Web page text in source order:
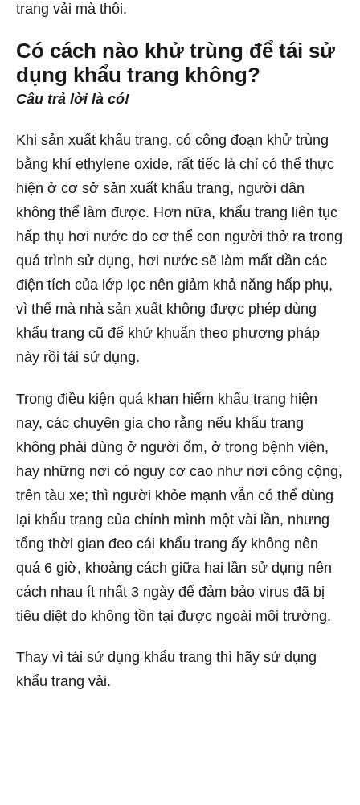
trang vải mà thôi.
Có cách nào khử trùng để tái sử
dụng khẩu trang không?
Câu trả lời là có!
Khi sản xuất khẩu trang, có công đoạn khử trùng
bằng khí ethylene oxide, rất tiếc là chỉ có thể thực
hiện ở cơ sở sản xuất khẩu trang, người dân
không thể làm được. Hơn nữa, khẩu trang liên tục
hấp thụ hơi nước do cơ thể con người thở ra trong
quá trình sử dụng, hơi nước sẽ làm mất dần các
điện tích của lớp lọc nên giảm khả năng hấp phụ,
vì thế mà nhà sản xuất không được phép dùng
khẩu trang cũ để khử khuẩn theo phương pháp
này rồi tái sử dụng.
Trong điều kiện quá khan hiếm khẩu trang hiện
nay, các chuyên gia cho rằng nếu khẩu trang
không phải dùng ở người ốm, ở trong bệnh viện,
hay những nơi có nguy cơ cao như nơi công cộng,
trên tàu xe; thì người khỏe mạnh vẫn có thể dùng
lại khẩu trang của chính mình một vài lần, nhưng
tổng thời gian đeo cái khẩu trang ấy không nên
quá 6 giờ, khoảng cách giữa hai lần sử dụng nên
cách nhau ít nhất 3 ngày để đảm bảo virus đã bị
tiêu diệt do không tồn tại được ngoài môi trường.
Thay vì tái sử dụng khẩu trang thì hãy sử dụng
khẩu trang vải.